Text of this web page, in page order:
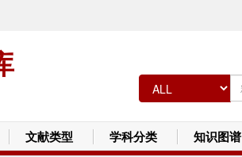
文献类型 学科分类 知识图谱